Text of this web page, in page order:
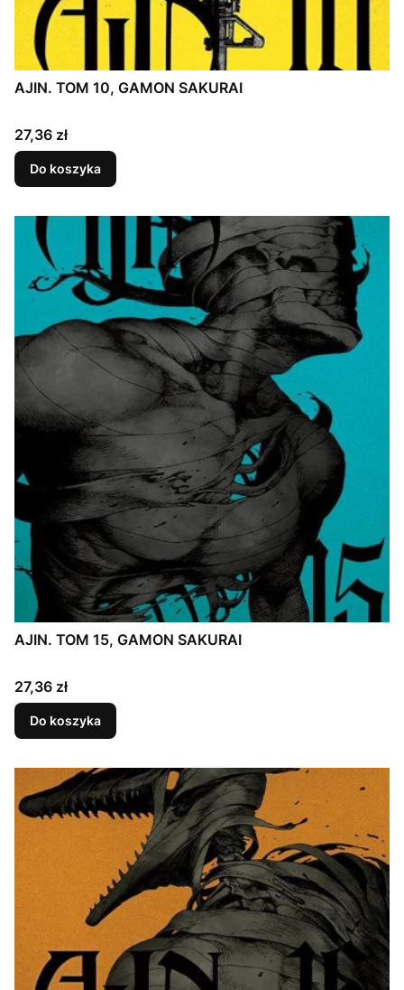
AJIN. TOM 10, GAMON SAKURAI
Cena
27,36 zł
Do koszyka
AJIN. TOM 15, GAMON SAKURAI
Cena
27,36 zł
Do koszyka